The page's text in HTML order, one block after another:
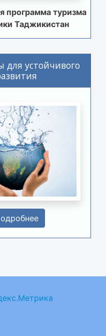
программа туризма
Таджикистан
для устойчивого